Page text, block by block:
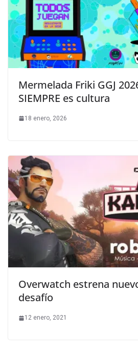
Mermelada Friki GGJ
SIEMPRE es cultura
18 enero, 2026
Overwatch estrena
desafío
12 enero, 2021